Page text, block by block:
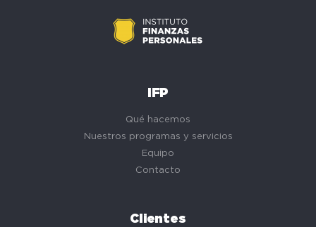
IFP
Qué hacemos
Nuestros programas y servicios
Equipo
Contacto
Clientes